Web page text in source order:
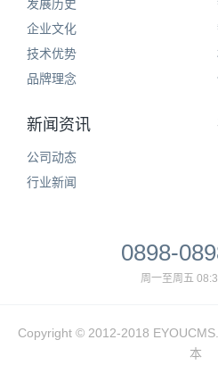
发展历史
企业文化
技术优势
品牌理念
新闻资讯
公司动态
行业新闻
0898-
周一至周五
Copyright © 2012-2018
本